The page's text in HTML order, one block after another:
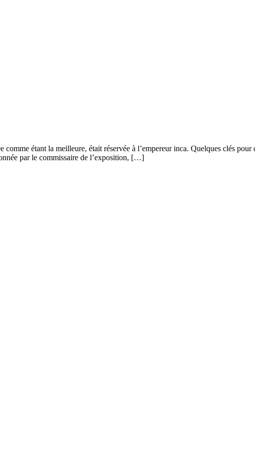
étant la meilleure, était réservée à l’empereur inca. Quelques clés
par le commissaire de l’exposition, […]